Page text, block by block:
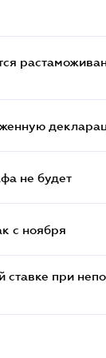
не будет
с ноября
ставке при